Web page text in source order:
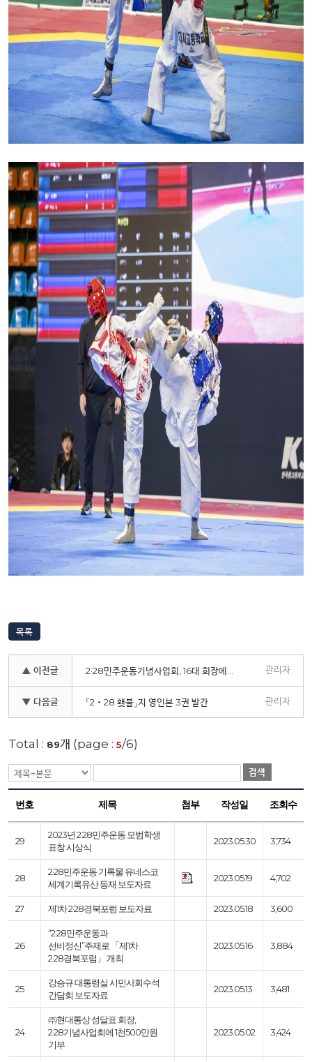
목록
▲ 이전글 관리자
▼ 다음글 「2‧28 횃불」지 영인본 3권 발간 관리자
Total : 89개 (page : 5/6)
검색
번호 제목 첨부 작성일 조회수
29
2023년 2·28민주운동 모범학생
표창 시상식
2023.05.30 3,734
28
2·28민주운동 기록물 유네스코
세계기록유산 등재 보도자료
2023.05.19 4,702
27 제1차 2·28경북포럼 보도자료 2023.05.18 3,600
26
“2·28민주운동과
선비정신”주제로 「제1차
2·28경북포럼」 개최
2023.05.16 3,884
25
강승규 대통령실 시민사회수석
간담회 보도자료
2023.05.13 3,481
24
㈜현대통상 성달표 회장,
2·28기념사업회에 1천500만원
기부
2023.05.02 3,424